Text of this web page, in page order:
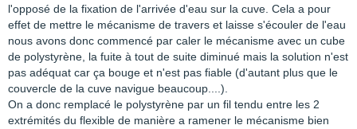
l'opposé de la fixation de l'arrivée d'eau sur la cuve. Cela a pour
effet de mettre le mécanisme de travers et laisse s'écouler de l'eau
nous avons donc commencé par caler le mécanisme avec un cube
de polystyrène, la fuite à tout de suite diminué mais la solution n'est
pas adéquat car ça bouge et n'est pas fiable (d'autant plus que le
couvercle de la cuve navigue beaucoup....).
On a donc remplacé le polystyrène par un fil tendu entre les 2
extrémités du flexible de manière a ramener le mécanisme bien